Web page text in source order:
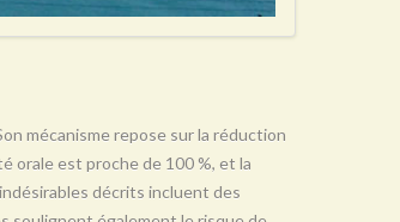
mécanisme repose sur la réduction
orale est proche de 100 %, et la
décrits incluent des